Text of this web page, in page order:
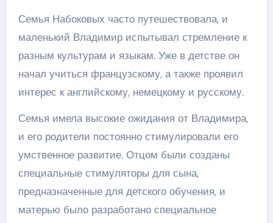
Семья Набоковых часто путешествовала, и
маленький Владимир испытывал стремление к
разным культурам и языкам. Уже в детстве он
начал учиться французскому, а также проявил
интерес к английскому, немецкому и русскому.
Семья имела высокие ожидания от Владимира,
и его родители постоянно стимулировали его
умственное развитие. Отцом были созданы
специальные стимуляторы для сына,
предназначенные для детского обучения, и
матерью было разработано специальное